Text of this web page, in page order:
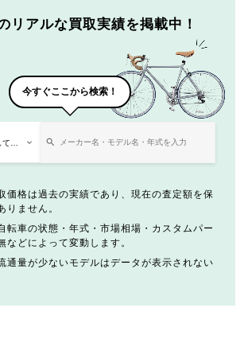
リアルな買取実績を掲載中！
今すぐここから検索！
価格は過去の実績であり、現在の査定額を保
りません。
転車の状態・年式・市場相場・カスタムパー
などによって変動します。
通量が少ないモデルはデータが表示されない